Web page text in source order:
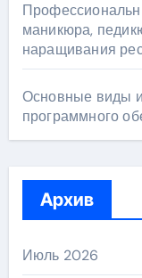
маникюра,
наращивания
Основные виды
программного
Архив
Июль 2026